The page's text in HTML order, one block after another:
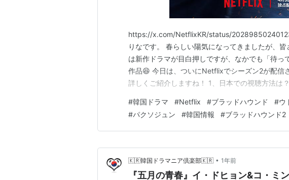
https://x.com/NetflixKR/status/
りなです。 春らしい陽気になってきましたが、
は新作ドラマが目白押しですが、なかでも「待っ
作品😆 今日は、ついにNetflixでシーズン2が配信
詳しくご紹介しますね！ 1、日本での視聴方法は？
配信プラットフォーム：Netflix・話数…
#韓国ドラマ #Netflix #ブラッドハウンド #ウ
#パクソジュン #韓国情報 #ブラッドハウンド2
🇰🇷韓国ドラマニア倶楽部🇰🇷 • 1年前
『五月の青春』イ・ドヒョン&コ・